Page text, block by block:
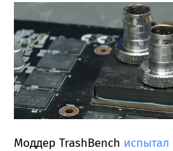
Моддер TrashBench испытал